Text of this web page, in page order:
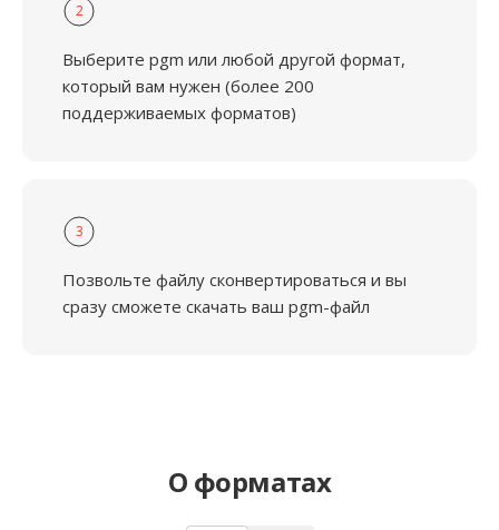
2
Выберите pgm или любой другой формат,
который вам нужен (более 200
поддерживаемых форматов)
3
Позвольте файлу сконвертироваться и вы
сразу сможете скачать ваш pgm-файл
О форматах